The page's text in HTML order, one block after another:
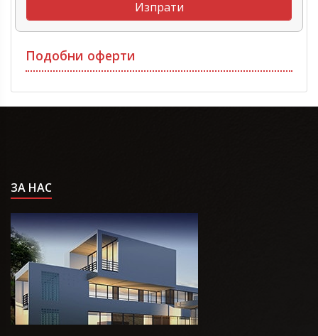
Подобни оферти
ЗА НАС